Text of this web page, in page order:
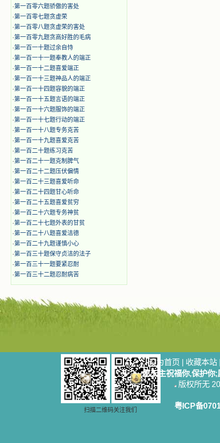
·第一百零六题骄傲的害处
·第一百零七题贪虚荣
·第一百零八题贪虚荣的害处
·第一百零九题贪高好胜的毛病
·第一百一十题过余自恃
·第一百一十一题奉教人的端正
·第一百一十二题喜爱端正
·第一百一十三题神品人的端正
·第一百一十四题容貌的端正
·第一百一十五题言语的端正
·第一百一十六题服饰的端正
·第一百一十七题行动的端正
·第一百一十八题专务克苦
·第一百一十九题喜爱克苦
·第一百二十题练习克苦
·第一百二十一题克制脾气
·第一百二十二题压伏偏情
·第一百二十三题喜爱听命
·第一百二十四题甘心听命
·第一百二十五题喜爱贫穷
·第一百二十六题专务神贫
·第一百二十七题外表的甘贫
·第一百二十八题喜爱洁德
·第一百二十九题谨慎小心
·第一百三十题保守贞洁的法子
·第一百三十一题要紧忍耐
·第一百三十二题忍耐病苦
扫描二维码关注我们
设为首页 | 收藏本站
愿天主祝福你,保护你
版权所无
粤ICP备